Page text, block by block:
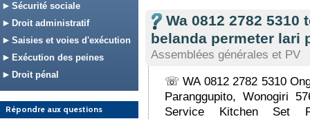
Sécurité sociale
Droit administratif
Saisies et voies d'exécution
Exécution des peines
Droit pénal
Répondre aux questions
Wa 0812 2782
belanda permeter lari
Assemblées générales et PV
☏ WA 0812 2782 5310
Paranggupito, Wonogiri
Service Kitchen Set